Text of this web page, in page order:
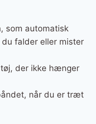
som automatisk
falder eller mister
der ikke hænger
når du er træt